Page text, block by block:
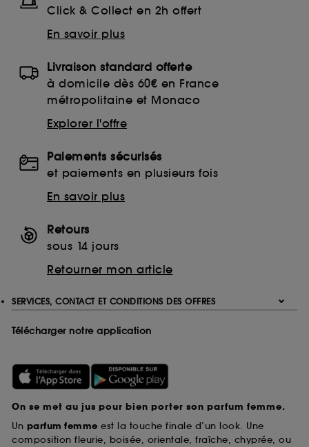
Click & Collect en 2h offert
En savoir plus
Livraison standard offerte
à domicile dès 60€ en France
métropolitaine et Monaco
Explorer l'offre
Paiements sécurisés
et paiements en plusieurs fois
En savoir plus
Retours
sous 14 jours
Retourner mon article
SERVICES, CONTACT ET CONDITIONS DES OFFRES
Télécharger notre application
On se met au jus pour bien porter son parfum femme.
Un parfum femme est la touche finale d’un look. Une
composition fleurie, boisée, orientale, fraîche, chyprée, ou